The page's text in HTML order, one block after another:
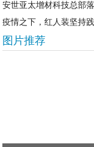
安世亚太增材科技总部
疫情之下，红人装坚持
图片推荐